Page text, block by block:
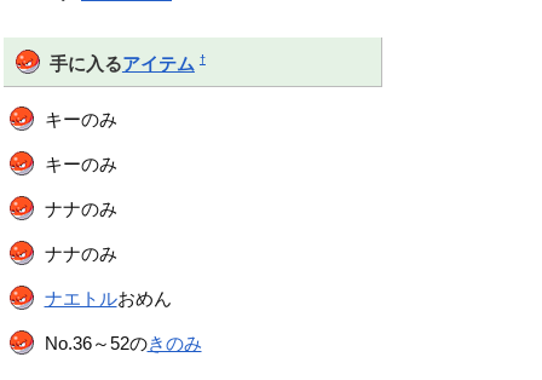
手に入るアイテム †
キーのみ
キーのみ
ナナのみ
ナナのみ
ナエトルおめん
No.36～52のきのみ